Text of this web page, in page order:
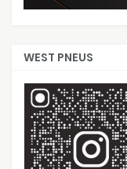
WEST PNEUS